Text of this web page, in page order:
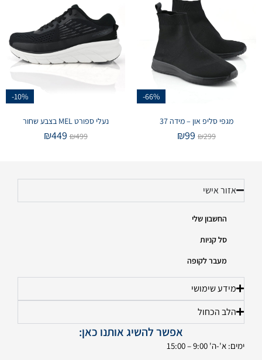
-66%
מגפי סליפ און – מידה 37
₪299
₪99
-10%
נעלי ספורט MEL בצבע שחור
₪499
₪449
אזור אישי
החשבון שלי
סל קניות
מעבר לקופה
מידע שימושי
הלב הכחול
אפשר להשיג אותנו כאן:
ימים: א'-ה' 9:00 – 15:00